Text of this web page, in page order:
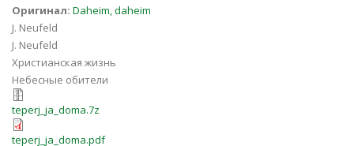
Оригинал: Daheim, daheim
J. Neufeld
J. Neufeld
Христианская жизнь
Небесные обители
teperj_ja_doma.7z
teperj_ja_doma.7z
teperj_ja_doma.pdf
teperj_ja_doma.pdf